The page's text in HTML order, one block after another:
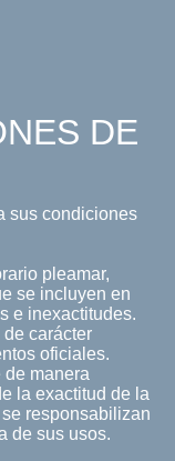
DE
sus condiciones
pleamar,
se incluyen en
e inexactitudes.
carácter
oficiales.
de manera
la exactitud de la
responsabilizan
de sus usos.